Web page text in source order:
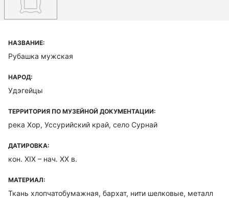
НАЗВАНИЕ:
Рубашка мужская
НАРОД:
Удэгейцы
ТЕРРИТОРИЯ ПО МУЗЕЙНОЙ ДОКУМЕНТАЦИИ:
река Хор, Уссурийский край, село Сурнай
ДАТИРОВКА:
кон. XIX – нач. ХХ в.
МАТЕРИАЛ:
Ткань хлопчатобумажная, бархат, нити шелковые, металл